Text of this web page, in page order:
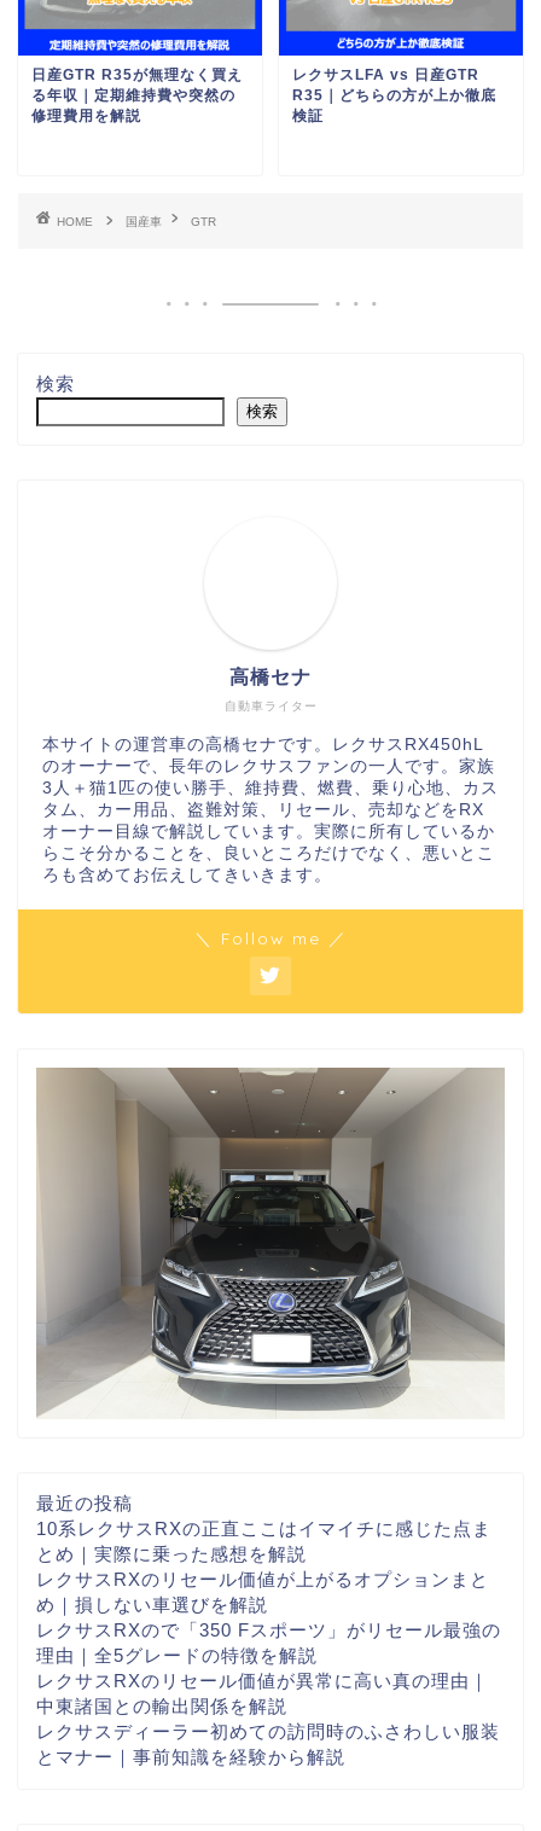
日産GTR R35が無理なく買え
る年収｜定期維持費や突然の
修理費用を解説
レクサスLFA vs 日産GTR
R35｜どちらの方が上か徹底
検証
HOME 国産車 GTR
検索
検索
自動車ライター
高橋セナ
本サイトの運営車の高橋セナです。レクサスRX450hL
のオーナーで、長年のレクサスファンの一人です。家族
3人＋猫1匹の使い勝手、維持費、燃費、乗り心地、カス
タム、カー用品、盗難対策、リセール、売却などをRX
オーナー目線で解説しています。実際に所有しているか
らこそ分かることを、良いところだけでなく、悪いとこ
ろも含めてお伝えしてきいきます。
＼ Follow me ／
最近の投稿
10系レクサスRXの正直ここはイマイチに感じた点ま
とめ｜実際に乗った感想を解説
レクサスRXのリセール価値が上がるオプションまと
め｜損しない車選びを解説
レクサスRXので「350 Fスポーツ」がリセール最強の
理由｜全5グレードの特徴を解説
レクサスRXのリセール価値が異常に高い真の理由｜
中東諸国との輸出関係を解説
レクサスディーラー初めての訪問時のふさわしい服装
とマナー｜事前知識を経験から解説